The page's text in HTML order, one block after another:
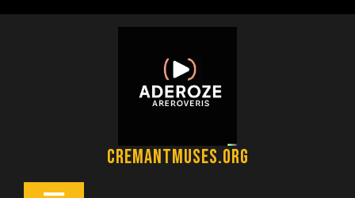
cremantmuses.org